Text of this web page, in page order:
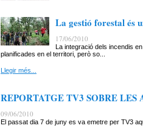
La gestió forestal és
17/06/2010
La integració dels incendis
planificades en el territori, però so...
Llegir més...
REPORTATGE TV3 SOBRE
09/06/2010
El passat dia 7 de juny es va emetre per TV3